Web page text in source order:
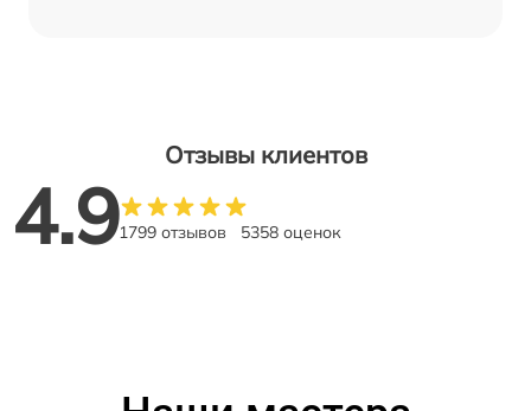
Отзывы клиентов
4.91799 отзывов 5358 оценок